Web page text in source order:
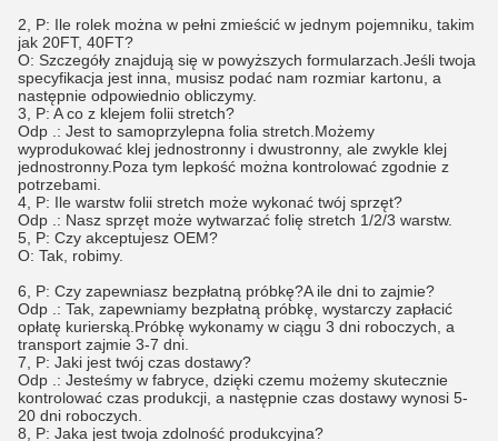
2, P: Ile rolek można w pełni zmieścić w jednym pojemniku, takim
jak 20FT, 40FT?
O: Szczegóły znajdują się w powyższych formularzach.Jeśli twoja
specyfikacja jest inna, musisz podać nam rozmiar kartonu, a
następnie odpowiednio obliczymy.
3, P: A co z klejem folii stretch?
Odp .: Jest to samoprzylepna folia stretch.Możemy
wyprodukować klej jednostronny i dwustronny, ale zwykle klej
jednostronny.Poza tym lepkość można kontrolować zgodnie z
potrzebami.
4, P: Ile warstw folii stretch może wykonać twój sprzęt?
Odp .: Nasz sprzęt może wytwarzać folię stretch 1/2/3 warstw.
5, P: Czy akceptujesz OEM?
O: Tak, robimy.
6, P: Czy zapewniasz bezpłatną próbkę?A ile dni to zajmie?
Odp .: Tak, zapewniamy bezpłatną próbkę, wystarczy zapłacić
opłatę kurierską.Próbkę wykonamy w ciągu 3 dni roboczych, a
transport zajmie 3-7 dni.
7, P: Jaki jest twój czas dostawy?
Odp .: Jesteśmy w fabryce, dzięki czemu możemy skutecznie
kontrolować czas produkcji, a następnie czas dostawy wynosi 5-
20 dni roboczych.
8, P: Jaka jest twoja zdolność produkcyjna?